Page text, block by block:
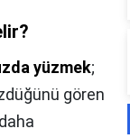
yüzmek;
gören